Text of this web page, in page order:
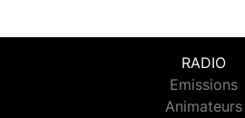
RADIO
Emissions
Animateurs